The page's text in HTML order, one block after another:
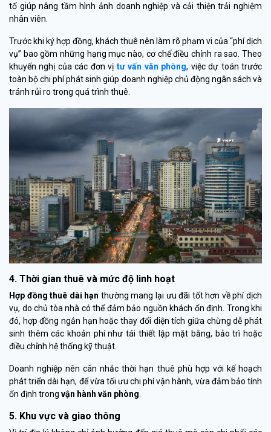
tố giúp nâng tầm hình ảnh doanh nghiệp và cải thiện trải nghiệm
nhân viên.
Trước khi ký hợp đồng, khách thuê nên làm rõ phạm vi của “phí dịch
vụ” bao gồm những hạng mục nào, cơ chế điều chỉnh ra sao. Theo
khuyến nghị của các đơn vị tư vấn văn phòng, việc dự toán trước
toàn bộ chi phí phát sinh giúp doanh nghiệp chủ động ngân sách và
tránh rủi ro trong quá trình thuê.
4. Thời gian thuê và mức độ linh hoạt
Hợp đồng thuê dài hạn thường mang lại ưu đãi tốt hơn về phí dịch
vụ, do chủ tòa nhà có thể đảm bảo nguồn khách ổn định. Trong khi
đó, hợp đồng ngắn hạn hoặc thay đổi diện tích giữa chừng dễ phát
sinh thêm các khoản phí như tái thiết lập mặt bằng, bảo trì hoặc
điều chỉnh hệ thống kỹ thuật.
Doanh nghiệp nên cân nhắc thời hạn thuê phù hợp với kế hoạch
phát triển dài hạn, để vừa tối ưu chi phí vận hành, vừa đảm bảo tính
ổn định trong vận hành văn phòng
5. Khu vực và giao thông